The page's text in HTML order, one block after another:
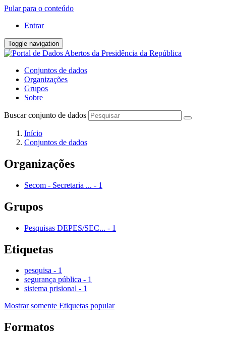
Pular para o conteúdo
Entrar
Toggle navigation
Conjuntos de dados
Organizações
Grupos
Sobre
Buscar conjunto de dados
Início
Conjuntos de dados
Organizações
Secom - Secretaria ... - 1
Grupos
Pesquisas DEPES/SEC... - 1
Etiquetas
pesquisa - 1
segurança pública - 1
sistema prisional - 1
Mostrar somente Etiquetas popular
Formatos